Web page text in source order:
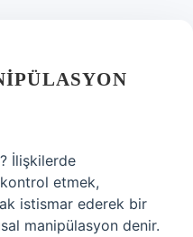
İlişkilerde
etmek,
istismar ederek bir
manipülasyon denir.